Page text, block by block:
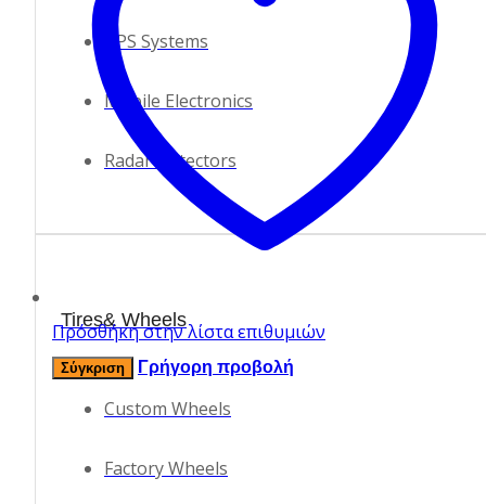
GPS Systems
Mobile Electronics
Radar Detectors
Tires& Wheels
Custom Wheels
Factory Wheels
Πρόσθήκη στην λίστα επιθυμιών
Σύγκριση Γρήγορη προβολή